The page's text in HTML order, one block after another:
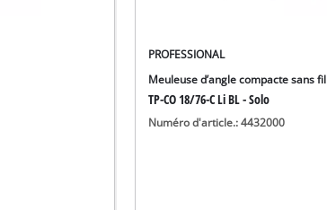
PROFESSIONAL
Meuleuse d’angle compacte sans fil
TP-CO 18/76-C Li BL - Solo
Numéro d'article.: 4432000